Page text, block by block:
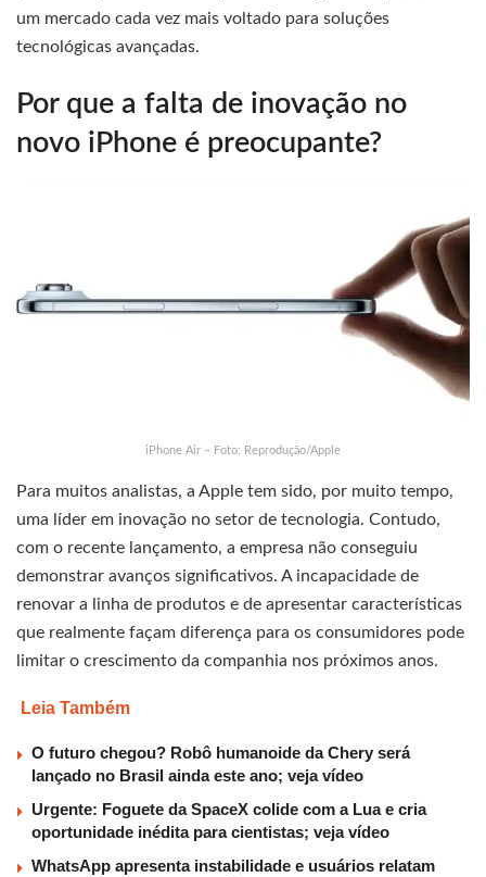
um mercado cada vez mais voltado para soluções
tecnológicas avançadas.
Por que a falta de inovação no
novo iPhone é preocupante?
iPhone Air – Foto: Reprodução/Apple
Para muitos analistas, a Apple tem sido, por muito tempo,
uma líder em inovação no setor de tecnologia. Contudo,
com o recente lançamento, a empresa não conseguiu
demonstrar avanços significativos. A incapacidade de
renovar a linha de produtos e de apresentar características
que realmente façam diferença para os consumidores pode
limitar o crescimento da companhia nos próximos anos.
Leia Também
O futuro chegou? Robô humanoide da Chery será
lançado no Brasil ainda este ano; veja vídeo
Urgente: Foguete da SpaceX colide com a Lua e cria
oportunidade inédita para cientistas; veja vídeo
WhatsApp apresenta instabilidade e usuários relatam